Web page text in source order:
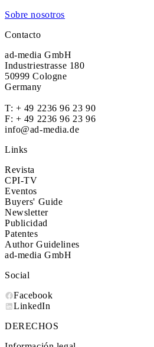
Sobre nosotros
Contacto
ad-media GmbH
Industriestrasse 180
50999 Cologne
Germany
T: + 49 2236 96 23 90
F: + 49 2236 96 23 96
info@ad-media.de
Links
Revista
CPI-TV
Eventos
Buyers' Guide
Newsletter
Publicidad
Patentes
Author Guidelines
ad-media GmbH
Social
Facebook
LinkedIn
DERECHOS